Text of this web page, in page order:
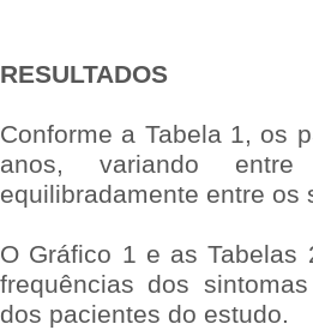
RESULTADOS
Conforme a Tabela 1, os
anos, variando
equilibradamente entre os
O Gráfico 1 e as
frequências dos
dos pacientes do estudo.